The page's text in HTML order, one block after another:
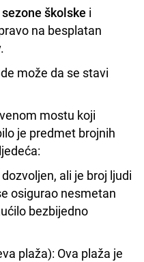
školske i
na besplatan
može da se stavi
mostu koji
je predmet brojnih
ali je broj ljudi
osigurao nesmetan
bezbijedno
plaža): Ova plaža je